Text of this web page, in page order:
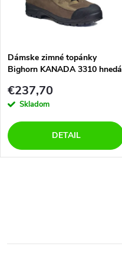
Dámske zimné topánky
Bighorn KANADA 3310 hnedá
€237,70
Skladom
DETAIL